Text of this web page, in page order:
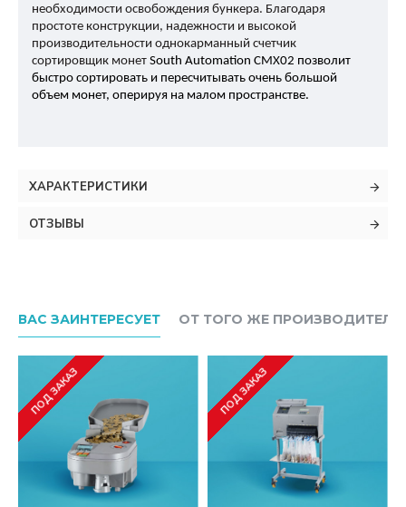
необходимости освобождения бункера. Благодаря
простоте конструкции, надежности и высокой
производительности однокарманный счетчик
сортировщик монет South Automation CMX02 позволит
быстро сортировать и пересчитывать очень большой
объем монет, оперируя на малом пространстве.
ХАРАКТЕРИСТИКИ
ОТЗЫВЫ
ВАС ЗАИНТЕРЕСУЕТ ОТ ТОГО ЖЕ ПРОИЗВОДИТЕЛЯ
ПОД ЗАКАЗ ПОД ЗАКАЗ